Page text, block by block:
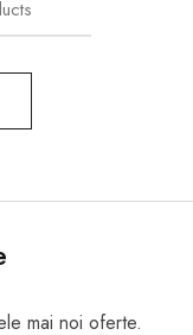
mai noi oferte.